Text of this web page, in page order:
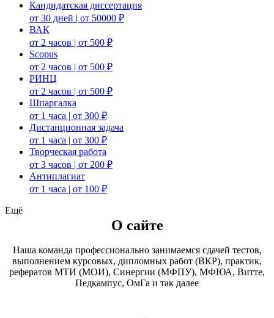
Кандидатская диссертация
от 30 дней | от 50000 ₽
ВАК
от 2 часов | от 500 ₽
Scopus
от 2 часов | от 500 ₽
РИНЦ
от 2 часов | от 500 ₽
Шпаргалка
от 1 часа | от 300 ₽
Дистанционная задача
от 1 часа | от 300 ₽
Творческая работа
от 3 часов | от 200 ₽
Антиплагиат
от 1 часа | от 100 ₽
Ещё
О сайте
Наша команда профессионально занимаемся сдачей тестов,
выполнением курсовых, дипломных работ (ВКР), практик,
рефератов МТИ (МОИ), Синергии (МФПУ), МФЮА, Витте,
Педкампус, ОмГа и так далее